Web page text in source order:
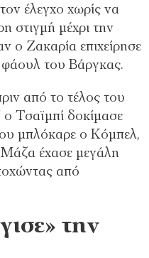
έλεγχο χωρίς να
στιγμή μέχρι την
ο Ζακαρία επιχείρησε
φάουλ του Βάργκας.
από το τέλος του
Τσαϊμπί δοκίμασε
μπλόκαρε ο Κόμπελ,
έχασε μεγάλη
από
την